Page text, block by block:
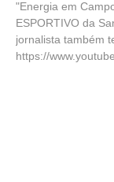
"Energia em
ESPORTIVO da
jornalista também
https://